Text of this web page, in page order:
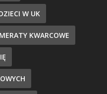
W UK
KWARCOWE